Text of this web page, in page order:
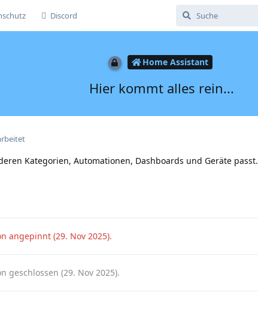
Discord
Home Assistant
Hier kommt alles rein...
Kategorien, Automationen, Dashboards und Geräte passt.
angepinnt (29. Nov 2025).
geschlossen (29. Nov 2025).